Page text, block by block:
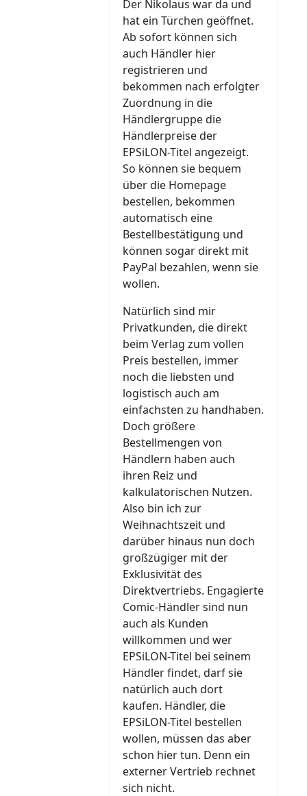
Der Nikolaus war da und
hat ein Türchen geöffnet.
Ab sofort können sich
auch Händler hier
registrieren und
bekommen nach erfolgter
Zuordnung in die
Händlergruppe die
Händlerpreise der
EPSiLON-Titel angezeigt.
So können sie bequem
über die Homepage
bestellen, bekommen
automatisch eine
Bestellbestätigung und
können sogar direkt mit
PayPal bezahlen, wenn sie
wollen.
Natürlich sind mir
Privatkunden, die direkt
beim Verlag zum vollen
Preis bestellen, immer
noch die liebsten und
logistisch auch am
einfachsten zu handhaben.
Doch größere
Bestellmengen von
Händlern haben auch
ihren Reiz und
kalkulatorischen Nutzen.
Also bin ich zur
Weihnachtszeit und
darüber hinaus nun doch
großzügiger mit der
Exklusivität des
Direktvertriebs. Engagierte
Comic-Händler sind nun
auch als Kunden
willkommen und wer
EPSiLON-Titel bei seinem
Händler findet, darf sie
natürlich auch dort
kaufen. Händler, die
EPSiLON-Titel bestellen
wollen, müssen das aber
schon hier tun. Denn ein
externer Vertrieb rechnet
sich nicht.